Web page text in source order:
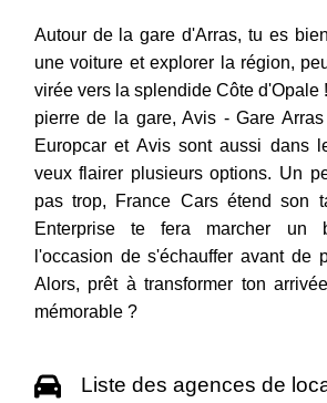
Autour de la gare d'Arras, tu es
une voiture et explorer la région,
virée vers la splendide Côte d'Opale
pierre de la gare, Avis - Gare
Europcar et Avis sont aussi dans
veux flairer plusieurs options. Un
pas trop, France Cars étend son
Enterprise te fera marcher un
l'occasion de s'échauffer avant de
Alors, prêt à transformer ton
mémorable ?
Liste des agences de